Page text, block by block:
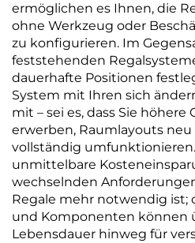
ermöglichen es Ihnen, die
ohne Werkzeug oder
zu konfigurieren. Im
feststehenden
dauerhafte Positionen
System mit Ihren sich
mit – sei es, dass Sie höhere
erwerben, Raumlayouts
vollständig umfunktionieren.
unmittelbare
wechselnden
Regale mehr notwendig ist;
und Komponenten können
Lebensdauer hinweg für